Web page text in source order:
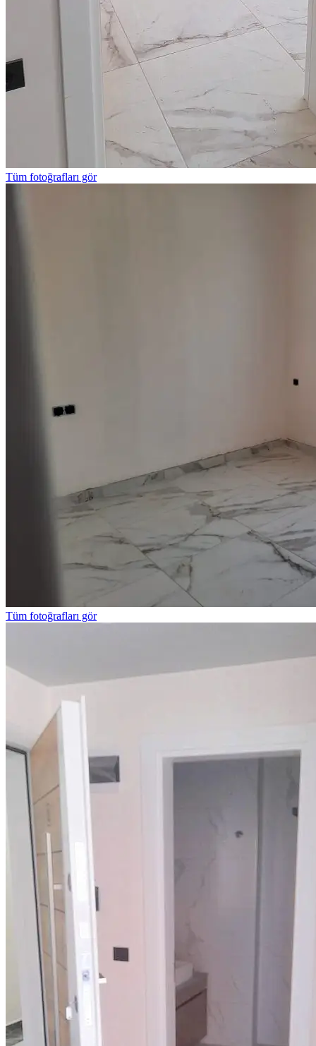
Tüm fotoğrafları gör
Tüm fotoğrafları gör